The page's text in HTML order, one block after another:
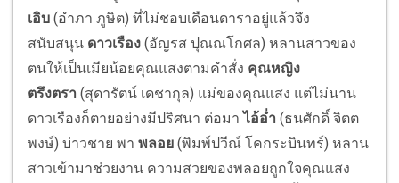
เอิบ (อำภา ภูษิต) ที่ไม่ชอบเดือนดาราอยู่แล้วจึง
สนับสนุน ดาวเรือง (อัญรส ปุณณโกศล) หลานสาวของ
ตนให้เป็นเมียน้อยคุณแสงตามคำสั่ง คุณหญิง
ตรึงตรา (สุดารัตน์ เดชากุล) แม่ของคุณแสง แต่ไม่นาน
ดาวเรืองก็ตายอย่างมีปริศนา ต่อมาไอ้อ่ำ (ธนศักดิ์ จิตต
พงษ์) บ่าวชาย พา พลอย (พิมพ์ปวีณ์ โคกระบินทร์) หลาน
สาวเข้ามาช่วยงาน ความสวยของพลอยถูกใจคุณแสง